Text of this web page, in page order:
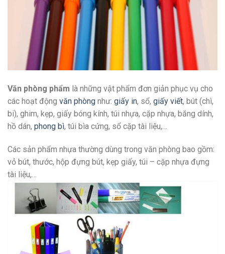
Văn phòng phẩm là những vật phẩm đơn giản phục vụ cho
các hoạt động văn phòng như: giấy in, sổ, giấy viết, bút (chì,
bi), ghim, kẹp, giấy bóng kính, túi nhựa, cặp nhựa, băng dính,
hồ dán, phong bì, túi bìa cứng, sổ cặp tài liệu,…
Các sản phẩm nhựa thường dùng trong văn phòng bao gồm:
vỏ bút, thước, hộp đựng bút, kẹp giấy, túi – cặp nhựa đựng
tài liệu,…